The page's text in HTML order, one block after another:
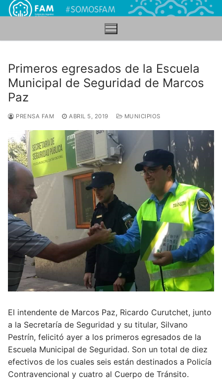
al
Primeros egresados de la Escuela
Municipal de Seguridad de Marcos
Paz
PRENSA FAM ABRIL 5, 2019 MUNICIPIOS
El intendente de Marcos Paz, Ricardo Curutchet, junto
a la Secretaría de Seguridad y su titular, Silvano
Pestrín, felicitó ayer a los primeros egresados de la
Escuela Municipal de Seguridad. Son un total de diez
efectivos de los cuales seis están destinados a Policía
Contravencional y cuatro al Cuerpo de Tránsito.